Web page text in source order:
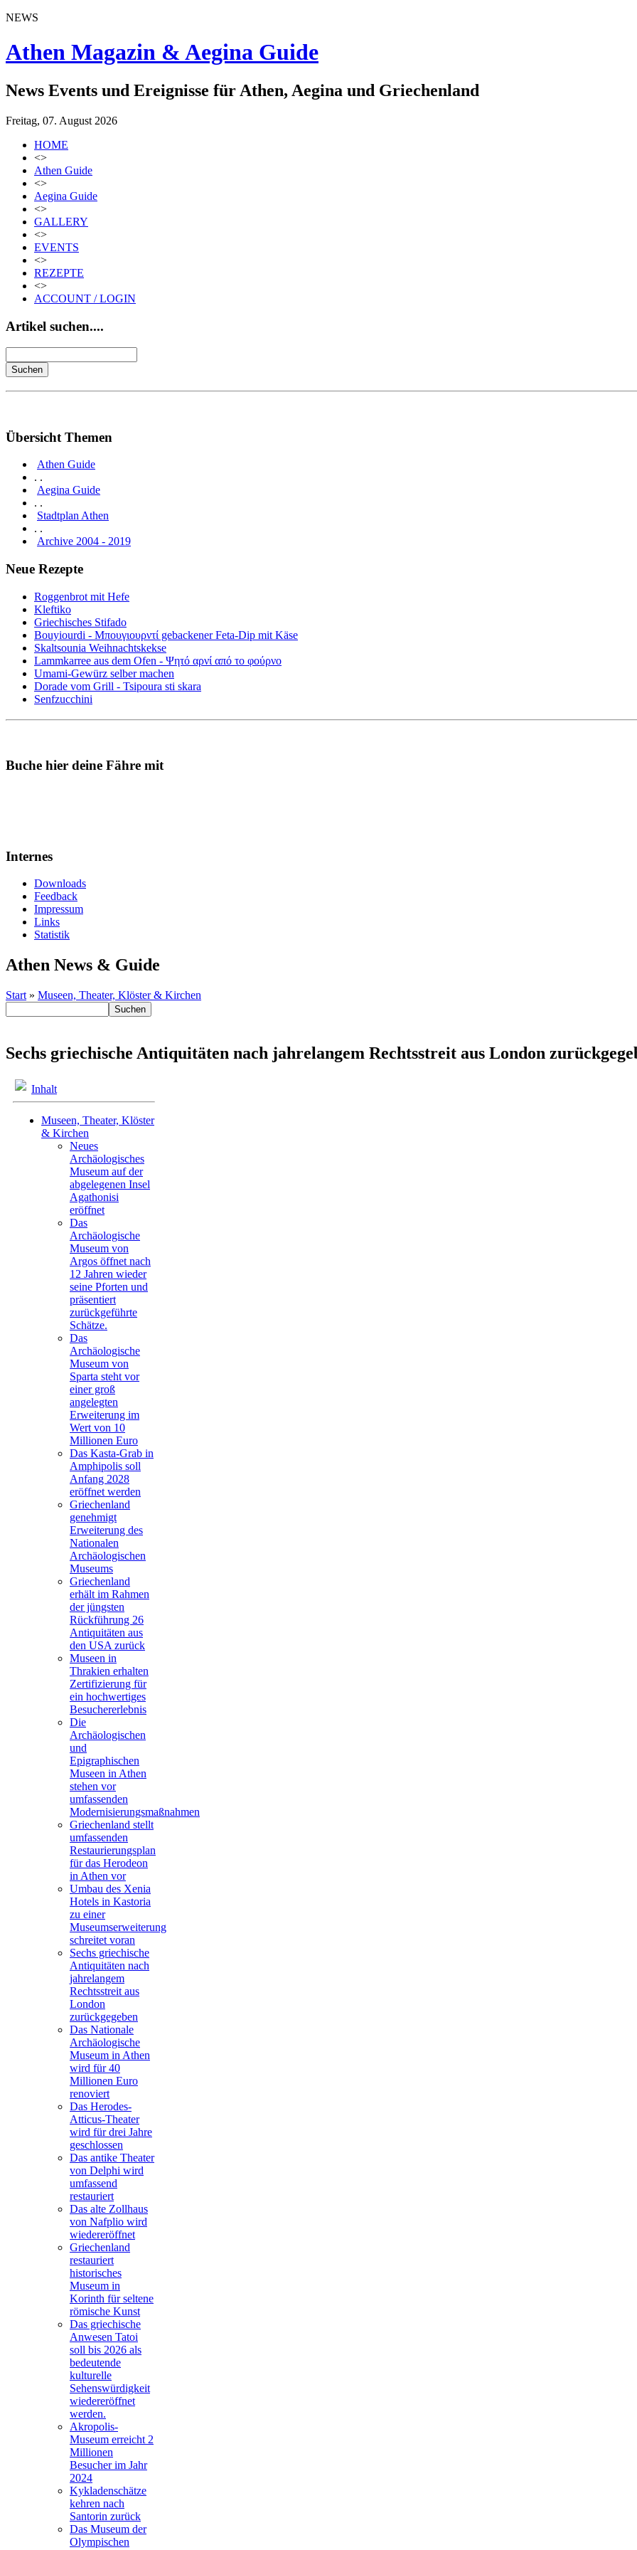
NEWS
Athen Magazin & Aegina Guide
News Events und Ereignisse für Athen, Aegina und Griechenland
Freitag, 07. August 2026
HOME
<>
Athen Guide
<>
Aegina Guide
<>
GALLERY
<>
EVENTS
<>
REZEPTE
<>
ACCOUNT / LOGIN
Artikel suchen....
Übersicht Themen
Athen Guide
. .
Aegina Guide
. .
Stadtplan Athen
. .
Archive 2004 - 2019
Neue Rezepte
Roggenbrot mit Hefe
Kleftiko
Griechisches Stifado
Bouyiourdi - Μπουγιουρντί gebackener Feta-Dip mit Käse
Skaltsounia Weihnachtskekse
Lammkarree aus dem Ofen - Ψητό αρνί από το φούρνο
Umami-Gewürz selber machen
Dorade vom Grill - Tsipoura sti skara
Senfzucchini
Buche hier deine Fähre mit
Internes
Downloads
Feedback
Impressum
Links
Statistik
Athen News & Guide
Start » Museen, Theater, Klöster & Kirchen
Sechs griechische Antiquitäten nach jahrelangem Rechtsstreit aus London
Inhalt
Museen, Theater, Klöster
& Kirchen
Neues
Archäologisches
Museum auf der
abgelegenen Insel
Agathonisi
eröffnet
Das
Archäologische
Museum von
Argos öffnet nach
12 Jahren wieder
seine Pforten und
präsentiert
zurückgeführte
Schätze.
Das
Archäologische
Museum von
Sparta steht vor
einer groß
angelegten
Erweiterung im
Wert von 10
Millionen Euro
Das Kasta-Grab in
Amphipolis soll
Anfang 2028
eröffnet werden
Griechenland
genehmigt
Erweiterung des
Nationalen
Archäologischen
Museums
Griechenland
erhält im Rahmen
der jüngsten
Rückführung 26
Antiquitäten aus
den USA zurück
Museen in
Thrakien erhalten
Zertifizierung für
ein hochwertiges
Besuchererlebnis
Die
Archäologischen
und
Epigraphischen
Museen in Athen
stehen vor
umfassenden
Modernisierungsmaßnahmen
Griechenland stellt
umfassenden
Restaurierungsplan
für das Herodeon
in Athen vor
Umbau des Xenia
Hotels in Kastoria
zu einer
Museumserweiterung
schreitet voran
Sechs griechische
Antiquitäten nach
jahrelangem
Rechtsstreit aus
London
zurückgegeben
Das Nationale
Archäologische
Museum in Athen
wird für 40
Millionen Euro
renoviert
Das Herodes-
Atticus-Theater
wird für drei Jahre
geschlossen
Das antike Theater
von Delphi wird
umfassend
restauriert
Das alte Zollhaus
von Nafplio wird
wiedereröffnet
Griechenland
restauriert
historisches
Museum in
Korinth für seltene
römische Kunst
Das griechische
Anwesen Tatoi
soll bis 2026 als
bedeutende
kulturelle
Sehenswürdigkeit
wiedereröffnet
werden.
Akropolis-
Museum erreicht 2
Millionen
Besucher im Jahr
2024
Kykladenschätze
kehren nach
Santorin zurück
Das Museum der
Olympischen